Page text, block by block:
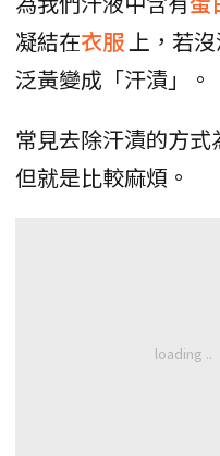
凝結在衣服上，若
泛黃變成「汗漬」。
常見去除汗漬的方
但就是比較麻煩。